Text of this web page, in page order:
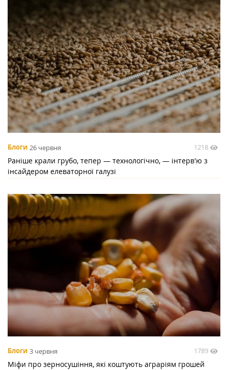
Блоги 26 червня 1218
Раніше крали грубо, тепер — технологічно, — інтерв'ю з
інсайдером елеваторної галузі
Блоги 3 червня 1789
Міфи про зерносушіння, які коштують аграріям грошей